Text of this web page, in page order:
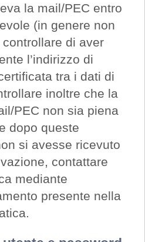
la mail/PEC entro
(in genere non
di aver
l’indirizzo di
tra i dati di
inoltre che la
PEC non sia piena
dopo queste
si avesse ricevuto
contattare
mediante
presente nella